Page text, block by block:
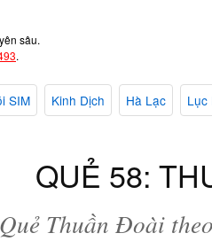
sâu.
.
SIM Kinh Dịch Hà Lạc Lục
QUẺ 58:
Thuần Đoài